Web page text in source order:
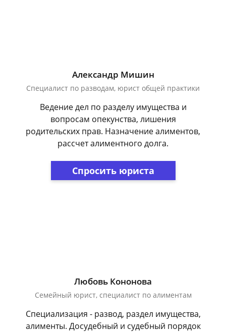
Александр Мишин
Специалист по разводам, юрист общей практики
Ведение дел по разделу имущества и
вопросам опекунства, лишения
родительских прав. Назначение алиментов,
рассчет алиментного долга.
Спросить юриста
Любовь Кононова
Семейный юрист, специалист по алиментам
Специализация - развод, раздел имущества,
алименты. Досудебный и судебный порядок